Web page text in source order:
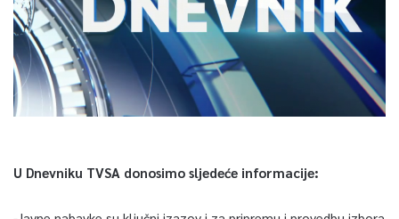
U Dnevniku TVSA donosimo sljedeće informacije: